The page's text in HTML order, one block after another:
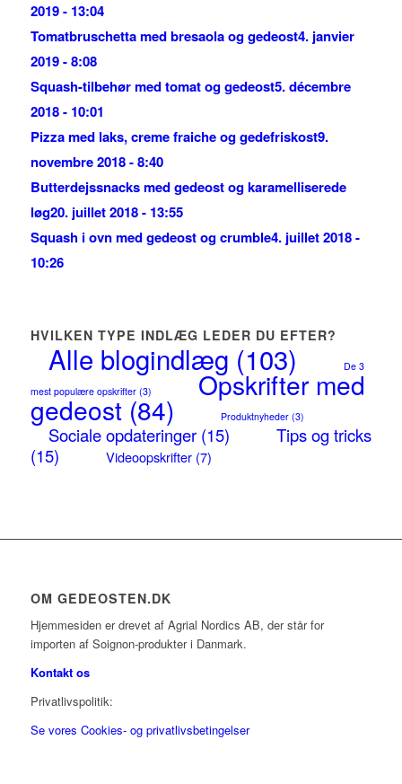
2019 - 13:04
Tomatbruschetta med bresaola og gedeost4. janvier
2019 - 8:08
Squash-tilbehør med tomat og gedeost5. décembre
2018 - 10:01
Pizza med laks, creme fraiche og gedefriskost9.
novembre 2018 - 8:40
Butterdejssnacks med gedeost og karamelliserede
løg20. juillet 2018 - 13:55
Squash i ovn med gedeost og crumble4. juillet 2018 -
10:26
HVILKEN TYPE INDLÆG LEDER DU EFTER?
Alle blogindlæg (103)
De 3
mest populære opskrifter(3) Opskrifter med
gedeost(84) Produktnyheder(3)
Sociale opdateringer(15)
Tips og tricks
(15)
Videoopskrifter(7)
OM GEDEOSTEN.DK
Hjemmesiden er drevet af Agrial Nordics AB, der står for
importen af Soignon-produkter i Danmark.
Kontakt os
Privatlivspolitik:
Se vores Cookies- og privatlivsbetingelser